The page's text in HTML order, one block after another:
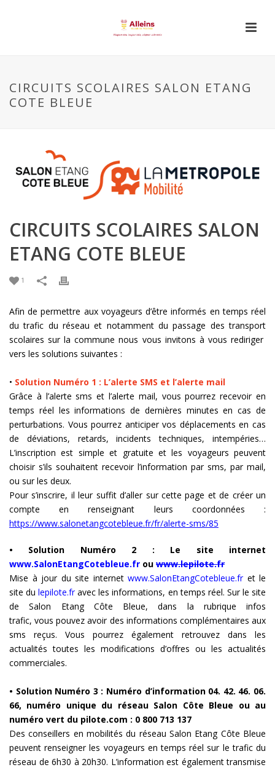
CIRCUITS SCOLAIRES SALON ETANG
COTE BLEUE
CIRCUITS SCOLAIRES SALON
ETANG COTE BLEUE
1
Afin de permettre aux voyageurs d’être informés en temps réel
du trafic du réseau et notamment du passage des transport
scolaires sur la commune nous vous invitons à vous rediriger
vers les solutions suivantes :
• Solution Numéro 1 : L’alerte SMS et l’alerte mail
Grâce à l’alerte sms et l’alerte mail, vous pourrez recevoir en
temps réel les informations de dernières minutes en cas de
perturbations. Vous pourrez anticiper vos déplacements en cas
de déviations, retards, incidents techniques, intempéries…
L’inscription est simple et gratuite et les voyageurs peuvent
choisir s’ils souhaitent recevoir l’information par sms, par mail,
ou sur les deux.
Pour s’inscrire, il leur suffit d’aller sur cette page et de créer un
compte en renseignant leurs coordonnées :
https://www.salonetangcotebleue.fr/fr/alerte-sms/85
• Solution Numéro 2 : Le site internet
www.SalonEtangCotebleue.fr ou www.lepilote.fr
Mise à jour du site internet www.SalonEtangCotebleue.fret le
site dulepilote.fr avec les informations, en temps réel. Sur le site
de Salon Etang Côte Bleue, dans la rubrique infos
trafic, vous pouvez avoir des informations complémentaires aux
sms reçus. Vous pourrez également retrouvez dans les
actualités toutes les modifications d’offres ou les actualités
commerciales.
• Solution Numéro 3 : Numéro d’information 04. 42. 46. 06.
66, numéro unique du réseau Salon Côte Bleue ou au
numéro vert du pilote.com : 0 800 713 137
Des conseillers en mobilités du réseau Salon Etang Côte Bleue
peuvent renseigner les voyageurs en temps réel sur le trafic du
réseau de 6h30 à 20h30. L’information est également transmise